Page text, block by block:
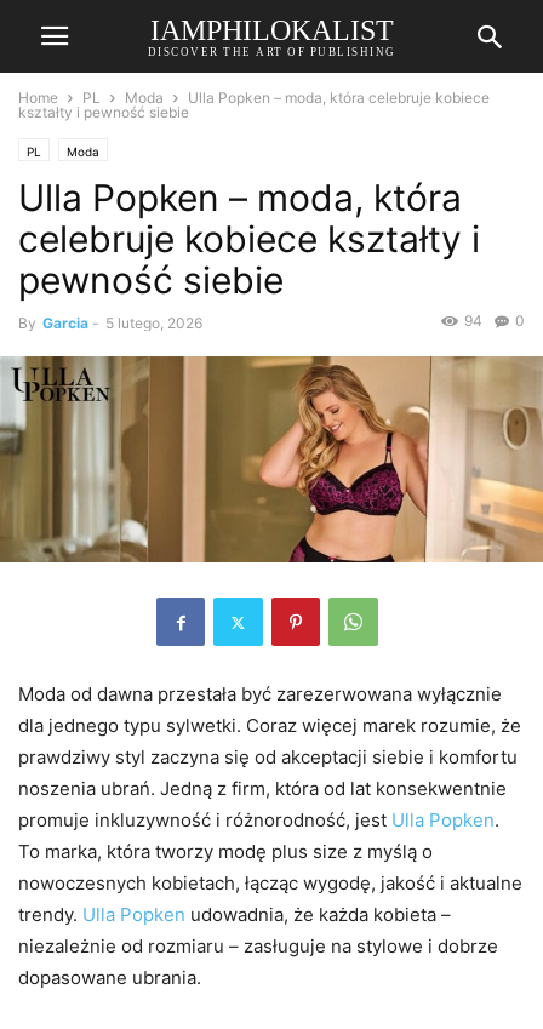
IAMPHILOKALIST
DISCOVER THE ART OF PUBLISHING
Home PL Moda
Ulla Popken – moda, która celebruje kobiece
kształty i pewność siebie
PL Moda
Ulla Popken – moda, która
celebruje kobiece kształty i
pewność siebie
By Garcia - 5 lutego, 2026 0
94
Moda od dawna przestała być zarezerwowana wyłącznie
dla jednego typu sylwetki. Coraz więcej marek rozumie, że
prawdziwy styl zaczyna się od akceptacji siebie i komfortu
noszenia ubrań. Jedną z firm, która od lat konsekwentnie
promuje inkluzywność i różnorodność, jest Ulla Popken.
To marka, która tworzy modę plus size z myślą o
nowoczesnych kobietach, łącząc wygodę, jakość i aktualne
trendy. Ulla Popken udowadnia, że każda kobieta –
niezależnie od rozmiaru – zasługuje na stylowe i dobrze
dopasowane ubrania.